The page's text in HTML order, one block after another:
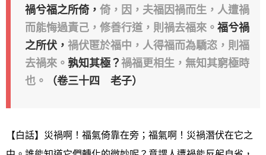
禍兮福之所倚， 倚，因，夫福因禍而生，人遭禍
而能悔過責己，修善行道，則禍去福來。 福兮禍
之所伏， 禍伏匿於福中，人得福而為驕恣，則福
去禍來。 孰知其極？禍福更相生，無知其窮極時
也。
（卷三十四 老子）
【白話】災禍啊！福氣倚靠在旁；福氣啊！災禍潛伏在它之